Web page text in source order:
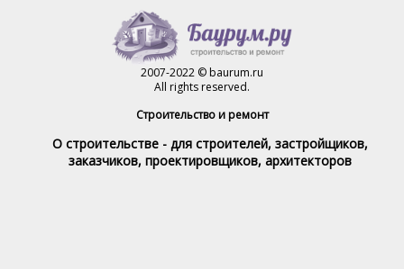
2007-2022 © baurum.ru
All rights reserved.
Строительство и ремонт
О строительстве - для строителей, застройщиков,
заказчиков, проектировщиков, архитекторов